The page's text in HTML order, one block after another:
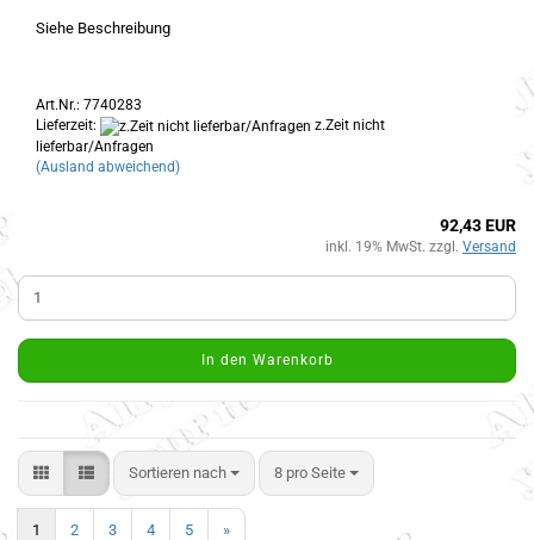
Siehe Beschreibung
Art.Nr.: 7740283
Lieferzeit:
z.Zeit nicht
lieferbar/Anfragen
(Ausland abweichend)
92,43 EUR
inkl. 19% MwSt. zzgl. Versand
In den Warenkorb
Sortieren nach 8 pro Seite
1 2 3 4 5 »